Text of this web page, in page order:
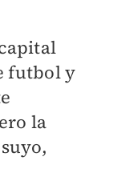
futbol y
la